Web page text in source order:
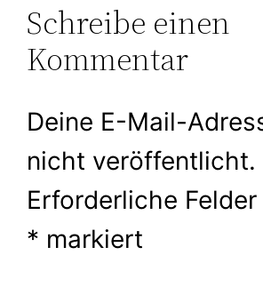
Schreibe einen
Kommentar
Deine E-Mail-
nicht veröffentlicht.
Erforderliche
* markiert